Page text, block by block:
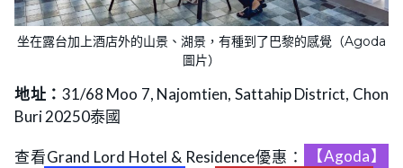
坐在露台加上酒店外的山景、湖景，有種到了巴黎的感覺（Agoda
圖片）
地址： 31/68 Moo 7, Najomtien, Sattahip District, Chon
Buri 20250泰國
查看Grand Lord Hotel & Residence優惠：
【Agoda】